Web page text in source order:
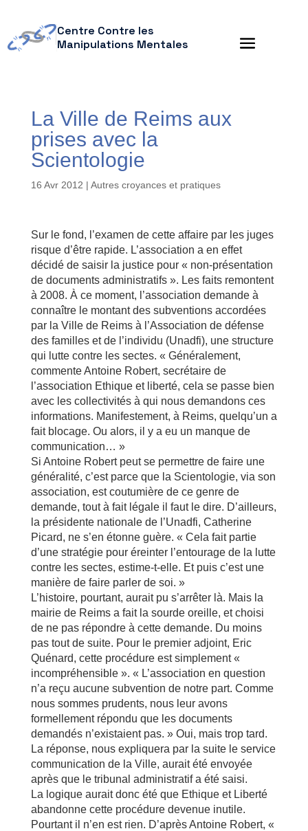
Centre Contre les
Manipulations Mentales
La Ville de Reims aux
prises avec la
Scientologie
16 Avr 2012 | Autres croyances et pratiques
Sur le fond, l’examen de cette affaire par les juges
risque d’être rapide. L’association a en effet
décidé de saisir la justice pour « non-présentation
de documents administratifs ». Les faits remontent
à 2008. À ce moment, l’association demande à
connaître le montant des subventions accordées
par la Ville de Reims à l’Association de défense
des familles et de l’individu (Unadfi), une structure
qui lutte contre les sectes. « Généralement,
commente Antoine Robert, secrétaire de
l’association Ethique et liberté, cela se passe bien
avec les collectivités à qui nous demandons ces
informations. Manifestement, à Reims, quelqu’un a
fait blocage. Ou alors, il y a eu un manque de
communication… »
Si Antoine Robert peut se permettre de faire une
généralité, c’est parce que la Scientologie, via son
association, est coutumière de ce genre de
demande, tout à fait légale il faut le dire. D’ailleurs,
la présidente nationale de l’Unadfi, Catherine
Picard, ne s’en étonne guère. « Cela fait partie
d’une stratégie pour éreinter l’entourage de la lutte
contre les sectes, estime-t-elle. Et puis c’est une
manière de faire parler de soi. »
L’histoire, pourtant, aurait pu s’arrêter là. Mais la
mairie de Reims a fait la sourde oreille, et choisi
de ne pas répondre à cette demande. Du moins
pas tout de suite. Pour le premier adjoint, Eric
Quénard, cette procédure est simplement «
incompréhensible ». « L’association en question
n’a reçu aucune subvention de notre part. Comme
nous sommes prudents, nous leur avons
formellement répondu que les documents
demandés n’existaient pas. » Oui, mais trop tard.
La réponse, nous expliquera par la suite le service
communication de la Ville, aurait été envoyée
après que le tribunal administratif a été saisi.
La logique aurait donc été que Ethique et Liberté
abandonne cette procédure devenue inutile.
Pourtant il n’en est rien. D’après Antoine Robert, «